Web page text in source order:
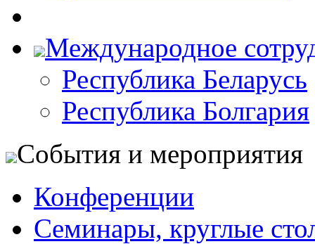
Международное
Республика Беларусь
Республика Болгария
События и мероприятия
Конференции
Семинары, круглые